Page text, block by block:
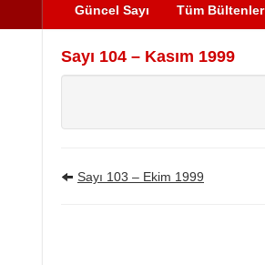
Güncel Sayı Tüm Bültenler
Sayı 104 – Kasım 1999
Sayı 103 – Ekim 1999